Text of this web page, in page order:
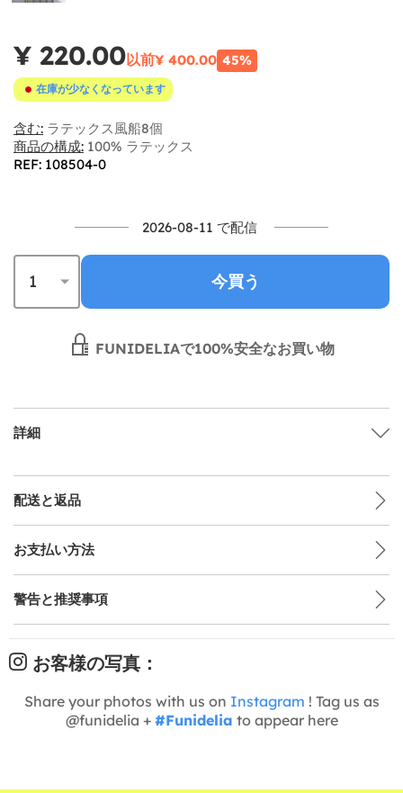
¥ 220.00以前¥ 400.00 45%
在庫が少なくなっています
含む: ラテックス風船8個
商品の構成: 100% ラテックス
REF: 108504-0
2026-08-11 で配信
今買う
FUNIDELIAで100%安全なお買い物
詳細
配送と返品
お支払い方法
警告と推奨事項
お客様の写真：
Share your photos with us on Instagram ! Tag us as
@funidelia + #Funidelia to appear here